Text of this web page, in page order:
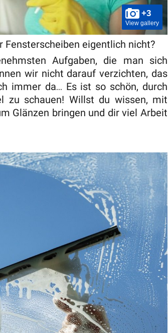
+3
View gallery
eigentlich nicht?
Aufgaben, die man sich
wir nicht darauf verzichten, das
immer da… Es ist so schön, durch
zu schauen! Willst du wissen, mit
Glänzen bringen und dir viel Arbeit